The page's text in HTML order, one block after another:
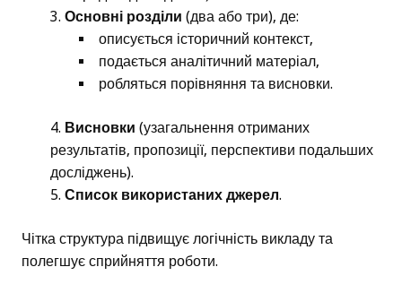
Основні розділи (два або три), де:
описується історичний контекст,
подається аналітичний матеріал,
робляться порівняння та висновки.
Висновки (узагальнення отриманих
результатів, пропозиції, перспективи подальших
досліджень).
Список використаних джерел.
Чітка структура підвищує логічність викладу та
полегшує сприйняття роботи.